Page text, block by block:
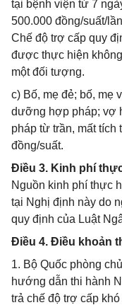
tại bệnh viện từ 7
500.000 đồng/suất/
Chế độ trợ cấp quy
được thực hiện
một đối tượng.
c) Bố, mẹ đẻ; bố, mẹ
dưỡng hợp pháp; vợ
pháp từ trần, mất
đồng/suất.
Điều 3. Kinh phí
Nguồn kinh phí thực
tại Nghị định này do
quy định của Luật
Điều 4. Điều khoản
1. Bộ Quốc phòng
hướng dẫn thi hành
trả chế độ trợ cấp